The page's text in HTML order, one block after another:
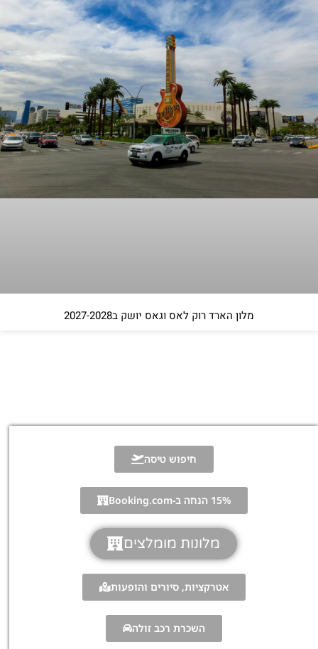
מלון הארד רוק לאס וגאס יושק ב2027-2028
חיפוש טיסה
15% הנחה ב-Booking.com
מלונות מומלצים
אטרקציות, סיורים והופעות
השכרת רכב זולה